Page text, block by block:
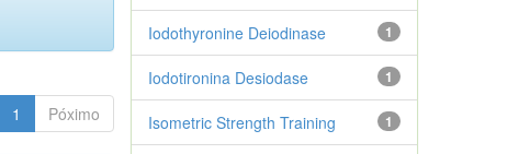
1 Póximo
1
Iodothyronine Deiodinase
1
Iodotironina Desiodase
1
Isometric Strength Training